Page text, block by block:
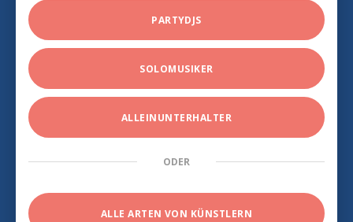
PARTYDJS
SOLOMUSIKER
ALLEINUNTERHALTER
ODER
ALLE ARTEN VON KÜNSTLERN